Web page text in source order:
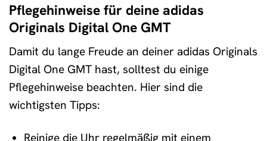
Pflegehinweise für deine adidas
Originals Digital One GMT
Damit du lange Freude an deiner adidas Originals
Digital One GMT hast, solltest du einige
Pflegehinweise beachten. Hier sind die
wichtigsten Tipps:
Reinige die Uhr regelmäßig mit einem